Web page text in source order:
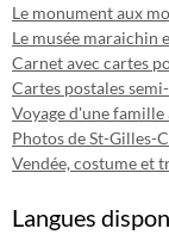
Le monument aux
Le musée maraichin
Carnet avec cartes
Cartes postales
Voyage d'une famille
Photos de St-Gilles-
Vendée, costume et
Langues